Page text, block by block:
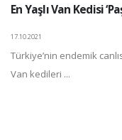
En Yaşlı Van Kedisi
17.10.2021
Türkiye’nin endemik
Van kedileri ...